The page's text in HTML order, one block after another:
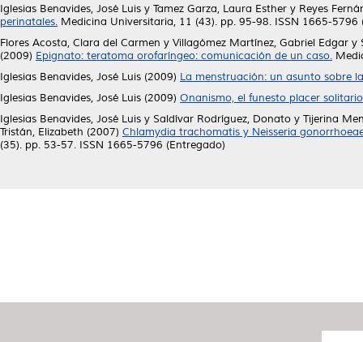
Iglesias Benavides, José Luis y Tamez Garza, Laura Esther y Reyes
perinatales. Medicina Universitaria, 11 (43). pp. 95-98. ISSN 1665-5796
Flores Acosta, Clara del Carmen y Villagómez Martínez, Gabriel Edgar y
(2009) Epignato: teratoma orofaríngeo: comunicación de un caso.
Iglesias Benavides, José Luis (2009) La menstruación: un asunto sobre
Iglesias Benavides, José Luis (2009) Onanismo, el funesto placer
Iglesias Benavides, José Luis y Saldívar Rodríguez, Donato y Tijerina
Tristán, Elizabeth (2007) Chlamydia trachomatis y Neisseria
(35). pp. 53-57. ISSN 1665-5796 (Entregado)